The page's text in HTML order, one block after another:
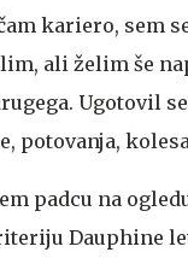
kariero, sem
ali želim še
Ugotovil
potovanja,
padcu na
Dauphine